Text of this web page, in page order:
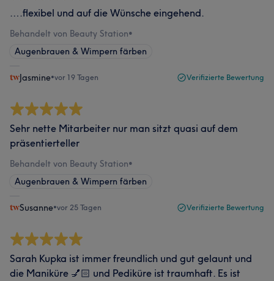
….flexibel und auf die Wünsche eingehend.
Behandelt von Beauty Station•
Augenbrauen & Wimpern färben
Jasmine•vor 19 Tagen Verifizierte Bewertung
Sehr nette Mitarbeiter nur man sitzt quasi auf dem
präsentierteller
Behandelt von Beauty Station•
Augenbrauen & Wimpern färben
Susanne•vor 25 Tagen Verifizierte Bewertung
Sarah Kupka ist immer freundlich und gut gelaunt und
die Maniküre 💅🏻 und Pediküre ist traumhaft. Es ist